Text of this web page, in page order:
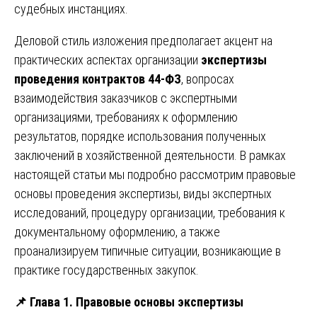
судебных инстанциях.
Деловой стиль изложения предполагает акцент на
практических аспектах организации экспертизы
проведения контрактов 44-ФЗ, вопросах
взаимодействия заказчиков с экспертными
организациями, требованиях к оформлению
результатов, порядке использования полученных
заключений в хозяйственной деятельности. В рамках
настоящей статьи мы подробно рассмотрим правовые
основы проведения экспертизы, виды экспертных
исследований, процедуру организации, требования к
документальному оформлению, а также
проанализируем типичные ситуации, возникающие в
практике государственных закупок.
📌 Глава 1. Правовые основы экспертизы